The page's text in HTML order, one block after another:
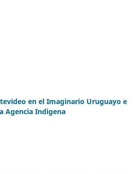
en el Imaginario Uruguayo e
Agencia Indigena